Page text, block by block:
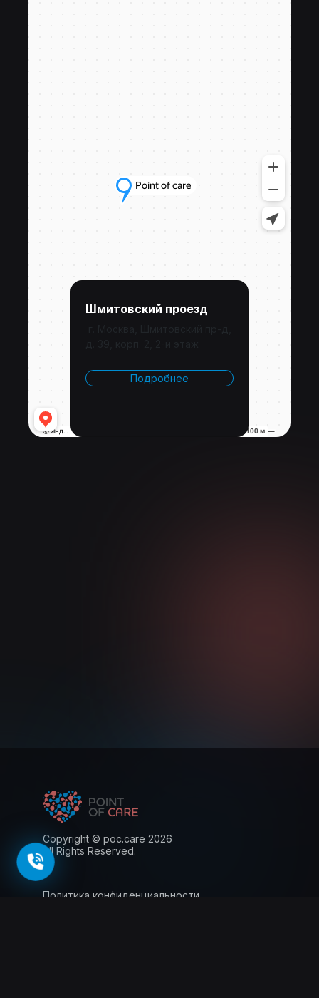
Шмитовский проезд
Подробнее
Copyright © poc.care 2026
All Rights Reserved.
Политика конфиденциальности